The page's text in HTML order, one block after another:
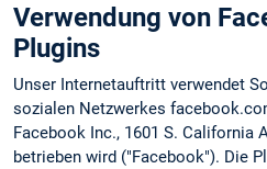
Verwendung von
Plugins
Unser Internetauftritt verwendet
sozialen Netzwerkes
Facebook Inc., 1601 S. California
betrieben wird ("Facebook"). Die